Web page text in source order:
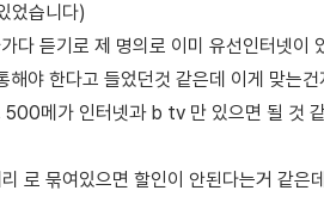
었습니다)
듣기로 제 명의로 이미 유선인터넷이
야 한다고 들었던것 같은데 이게 맞는건
500메가 인터넷과 b tv 만 있으면 될 것
로 묶여있으면 할인이 안된다는거 같은